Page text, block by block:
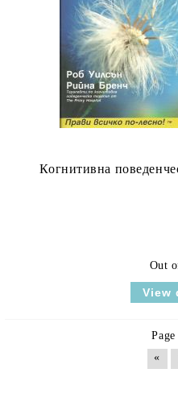
Когнитивна
Out
View
«